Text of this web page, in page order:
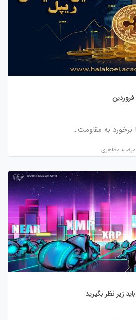
مرضیه مظاهری